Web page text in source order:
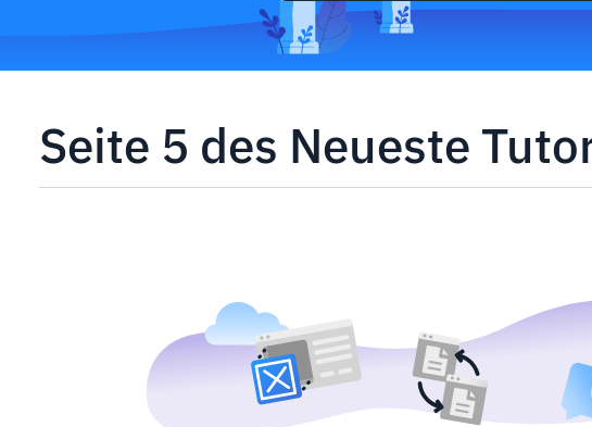
Seite 5 des Neueste